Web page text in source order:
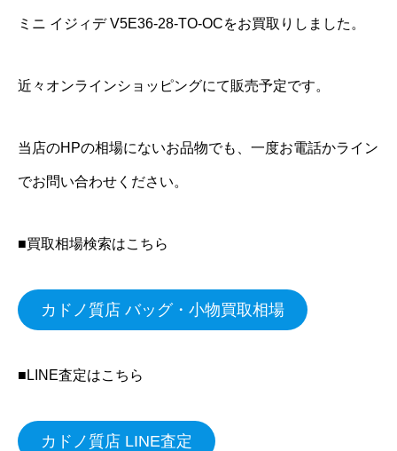
ミニ イジィデ V5E36-28-TO-OCをお買取りしました。
近々オンラインショッピングにて販売予定です。
当店のHPの相場にないお品物でも、一度お電話かライン
でお問い合わせください。
■買取相場検索はこちら
カドノ質店 バッグ・小物買取相場
■LINE査定はこちら
カドノ質店 LINE査定